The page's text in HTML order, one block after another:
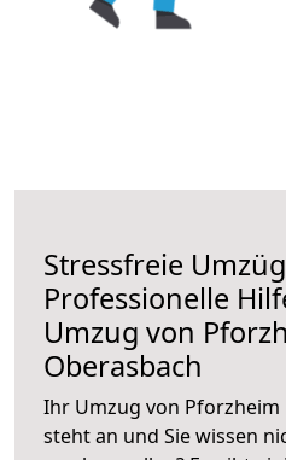
Stressfreie
Professionelle
Umzug von
Oberasbach
Ihr Umzug von Pforzheim
steht an und Sie wissen